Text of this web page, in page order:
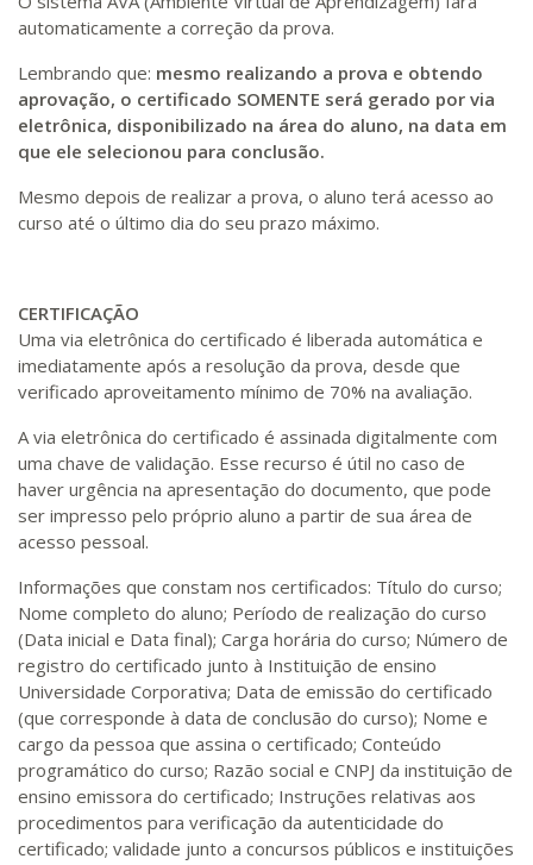
automaticamente a correção da prova.
Lembrando que: mesmo realizando a prova e obtendo
aprovação, o certificado SOMENTE será gerado por via
eletrônica, disponibilizado na área do aluno, na data em
que ele selecionou para conclusão.
Mesmo depois de realizar a prova, o aluno terá acesso ao
curso até o último dia do seu prazo máximo.
CERTIFICAÇÃO
Uma via eletrônica do certificado é liberada automática e
imediatamente após a resolução da prova, desde que
verificado aproveitamento mínimo de 70% na avaliação.
A via eletrônica do certificado é assinada digitalmente com
uma chave de validação. Esse recurso é útil no caso de
haver urgência na apresentação do documento, que pode
ser impresso pelo próprio aluno a partir de sua área de
acesso pessoal.
Informações que constam nos certificados: Título do curso;
Nome completo do aluno; Período de realização do curso
(Data inicial e Data final); Carga horária do curso; Número de
registro do certificado junto à Instituição de ensino
Universidade Corporativa; Data de emissão do certificado
(que corresponde à data de conclusão do curso); Nome e
cargo da pessoa que assina o certificado; Conteúdo
programático do curso; Razão social e CNPJ da instituição de
ensino emissora do certificado; Instruções relativas aos
procedimentos para verificação da autenticidade do
certificado; validade junto a concursos públicos e instituições